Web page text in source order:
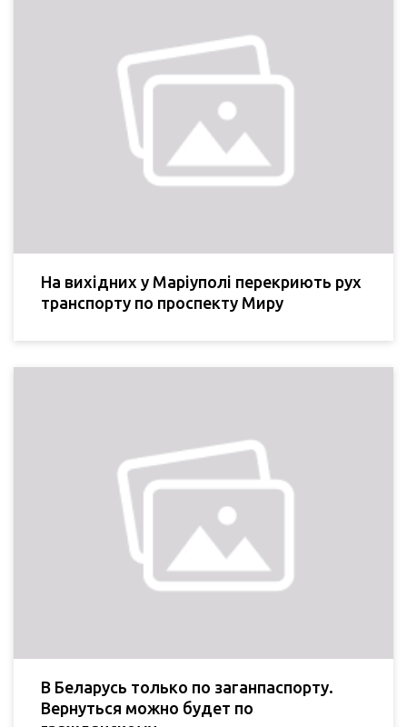
На вихідних у Маріуполі перекриють рух
транспорту по проспекту Миру
В Беларусь только по заганпаспорту.
Вернуться можно будет по